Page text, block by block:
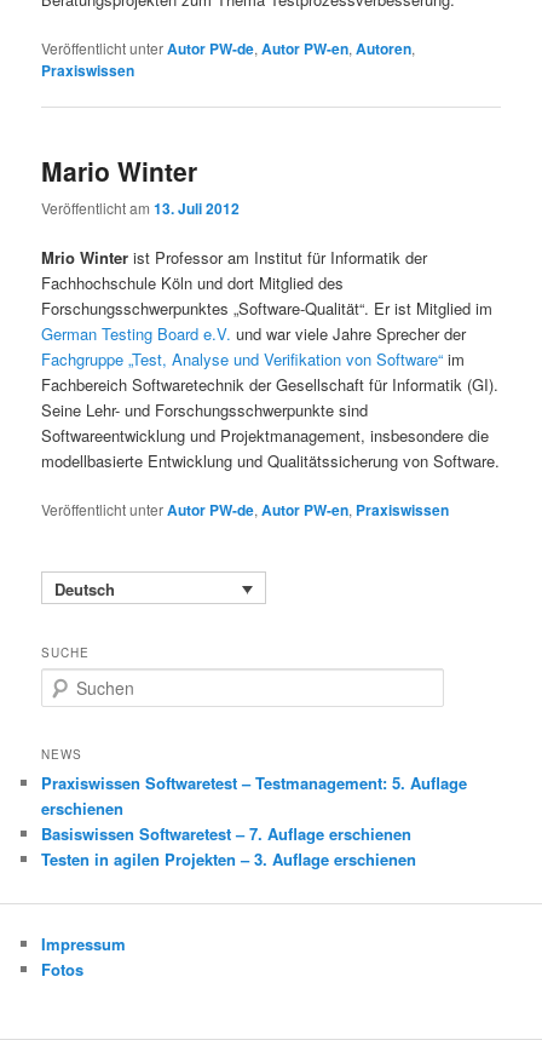
Veröffentlicht unterAutor PW-de,Autor PW-en,Autoren,
Praxiswissen
Mario Winter
Veröffentlicht am13. Juli 2012
Mrio Winter ist Professor am Institut für Informatik der
Fachhochschule Köln und dort Mitglied des
Forschungsschwerpunktes „Software-Qualität“. Er ist Mitglied im
German Testing Board e.V. und war viele Jahre Sprecher der
Fachgruppe „Test, Analyse und Verifikation von Software“ im
Fachbereich Softwaretechnik der Gesellschaft für Informatik (GI).
Seine Lehr- und Forschungsschwerpunkte sind
Softwareentwicklung und Projektmanagement, insbesondere die
modellbasierte Entwicklung und Qualitätssicherung von Software.
Veröffentlicht unterAutor PW-de,Autor PW-en, Praxiswissen
Deutsch
SUCHE
u
h
n
NEWS
Praxiswissen Softwaretest – Testmanagement: 5. Auflage
erschienen
Basiswissen Softwaretest – 7. Auflage erschienen
Testen in agilen Projekten – 3. Auflage erschienen
Impressum
Fotos